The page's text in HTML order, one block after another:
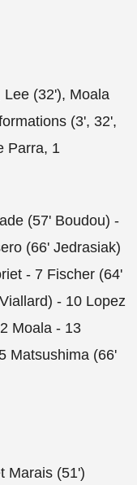
(32'), Moala
(3', 32',
Parra, 1
(57' Boudou) -
(66' Jedrasiak)
- 7 Fischer (64'
- 10 Lopez
Moala - 13
Matsushima (66'
Marais (51')